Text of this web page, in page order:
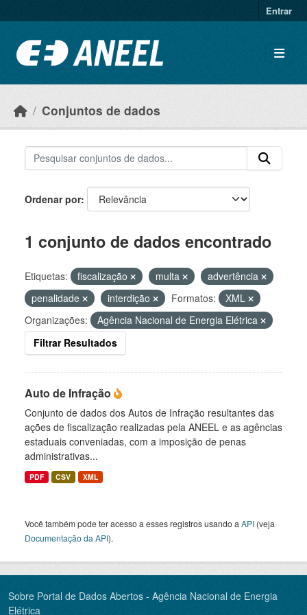
Entrar
Conjuntos de dados
Ordenar por
1 conjunto de dados encontrado
Etiquetas: fiscalização multa
advertência
penalidade
interdição Formatos:
XML
Organizações:
Agência Nacional de Energia Elétrica
Filtrar Resultados
Auto de Infração
Conjunto de dados dos Autos de Infração resultantes das
ações de fiscalização realizadas pela ANEEL e as agências
estaduais conveniadas, com a imposição de penas
administrativas...
PDF CSV XML
Você também pode ter acesso a esses registros usando a API (veja
Documentação da API).
Sobre Portal de Dados Abertos - Agência Nacional de Energia
Elétrica